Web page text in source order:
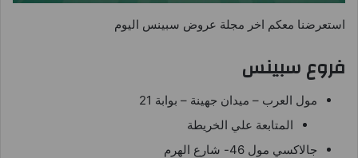
استعرضنا معكم اخر مجلة عروض سبينس اليوم
فروع سبينس
مول العرب – ميدان جهينة – بوابة 21
المتابعة علي الخريطة
جالاكسي مول 46- شارع الهرم